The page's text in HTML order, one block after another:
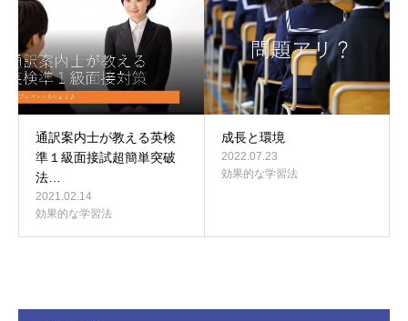
通訳案内士が教える英検
準１級面接試超簡単突破
法…
2021.02.14
効果的な学習法
成長と環境
2022.07.23
効果的な学習法